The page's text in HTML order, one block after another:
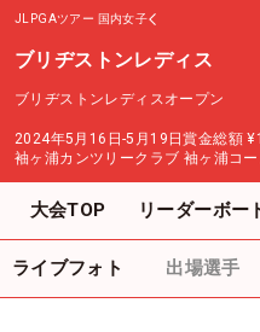
JLPGAツアー 国内女子
ブリヂストンレディス
ブリヂストンレディスオープン
2024年5月16日-5月19日賞金総額
袖ヶ浦カンツリークラブ 袖ヶ浦コー
大会TOP リーダーボー
ライブフォト 出場選手